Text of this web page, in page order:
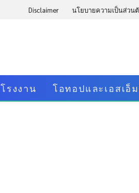
Disclaimer นโยบายความเป็นส่วน
โรงงาน โอทอปและเอสเอ็